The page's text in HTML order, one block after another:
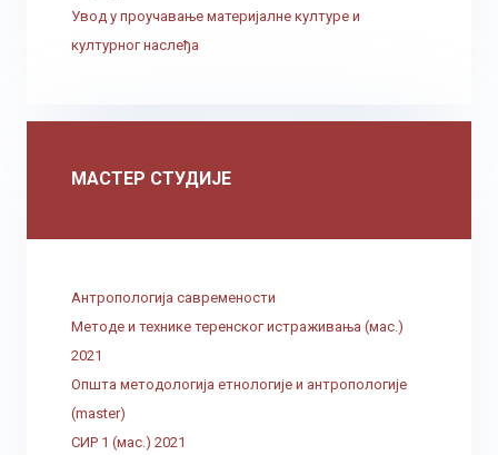
Увод у проучавање материјалне културе и
културног наслеђа
МАСТЕР СТУДИЈЕ
Антропологија савремености
Методе и технике теренског истраживања (мас.)
2021
Општа методологија етнологије и антропологије
(master)
СИР 1 (мас.) 2021